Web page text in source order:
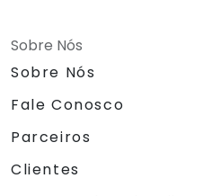
Sobre Nós
Sobre Nós
Fale Conosco
Parceiros
Clientes